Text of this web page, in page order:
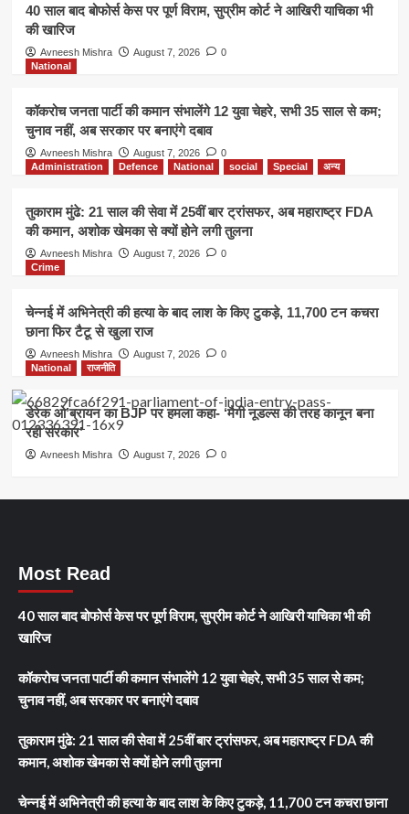
40 साल बाद बोफोर्स केस पर पूर्ण विराम, सुप्रीम कोर्ट ने आखिरी याचिका भी
की खारिज
Avneesh Mishra August 7, 2026
0
National
कॉकरोच जनता पार्टी की कमान संभालेंगे 12 युवा चेहरे, सभी 35 साल से कम;
चुनाव नहीं, अब सरकार पर बनाएंगे दबाव
Avneesh Mishra August 7, 2026
0
Administration
Defence National social Special अन्य
तुकाराम मुंढे: 21 साल की सेवा में 25वीं बार ट्रांसफर, अब महाराष्ट्र FDA
की कमान, अशोक खेमका से क्यों होने लगी तुलना
Avneesh Mishra August 7, 2026
0
Crime
चेन्नई में अभिनेत्री की हत्या के बाद लाश के किए टुकड़े, 11,700 टन कचरा
छाना फिर टैटू से खुला राज
Avneesh Mishra August 7, 2026
0
National
राजनीति
डेरेक ओ’ब्रायन का BJP पर हमला कहा- ‘मैगी नूडल्स की तरह कानून बना
रही सरकार’
Avneesh Mishra August 7, 2026 0
Most Read
40 साल बाद बोफोर्स केस पर पूर्ण विराम, सुप्रीम कोर्ट ने आखिरी याचिका भी की
खारिज
कॉकरोच जनता पार्टी की कमान संभालेंगे 12 युवा चेहरे, सभी 35 साल से कम;
चुनाव नहीं, अब सरकार पर बनाएंगे दबाव
तुकाराम मुंढे: 21 साल की सेवा में 25वीं बार ट्रांसफर, अब महाराष्ट्र FDA की
कमान, अशोक खेमका से क्यों होने लगी तुलना
चेन्नई में अभिनेत्री की हत्या के बाद लाश के किए टुकड़े, 11,700 टन कचरा छाना